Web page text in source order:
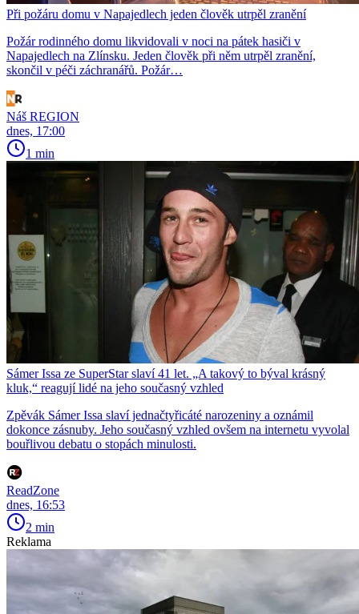
Při požáru domu v Napajedlech jeden člověk utrpěl zranění
Požár rodinného domu likvidovali v noci na pátek hasiči v
Napajedlech na Zlínsku. Jeden člověk při něm utrpěl zranění,
skončil v péči záchranářů. Požár…
Náš REGION
dnes, 17:00
1 min
Sámer Issa ze SuperStar slaví 41 let. „A takový to býval krásný
kluk,“ reagují lidé na jeho současný vzhled
Zpěvák Sámer Issa slaví jednačtyřicáté narozeniny a oznámil
dokonce zásnuby. Jeho současný vzhled ovšem na internetu vyvolal
bouřlivou debatu o stopách minulosti.
ReadZone
dnes, 16:53
2 min
Reklama